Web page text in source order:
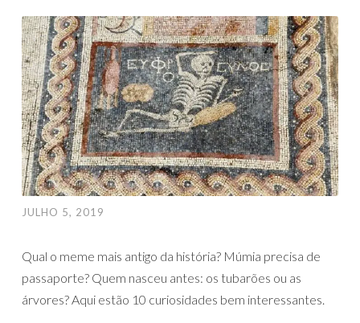
JULHO 5, 2019
Qual o meme mais antigo da história? Múmia precisa de
passaporte? Quem nasceu antes: os tubarões ou as
árvores? Aqui estão 10 curiosidades bem interessantes.